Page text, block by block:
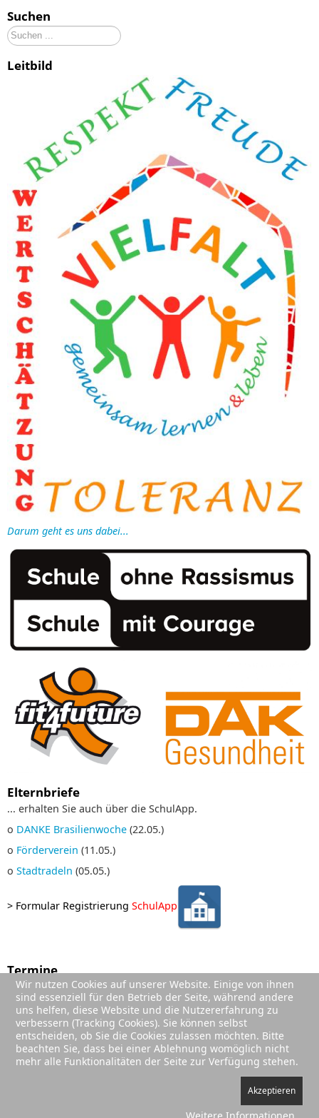
Suchen
Suchen
...
Leitbild
Darum geht es uns dabei...
Elternbriefe
... erhalten Sie auch über die SchulApp.
o DANKE Brasilienwoche (22.05.)
o Förderverein (11.05.)
o Stadtradeln (05.05.)
> Formular Registrierung SchulApp
Termine
01. Sep. 2026 ;
Sommerferien (Ende)
02. Sep. 2026 ;
1. Schultag Jg. 2-4
03. Sep. 2026;
Einschulung
Datenschutz|Sitemap
Wir nutzen Cookies auf unserer Website. Einige von ihnen
sind essenziell für den Betrieb der Seite, während andere
uns helfen, diese Website und die Nutzererfahrung zu
verbessern (Tracking Cookies). Sie können selbst
entscheiden, ob Sie die Cookies zulassen möchten. Bitte
beachten Sie, dass bei einer Ablehnung womöglich nicht
mehr alle Funktionalitäten der Seite zur Verfügung stehen.
Akzeptieren